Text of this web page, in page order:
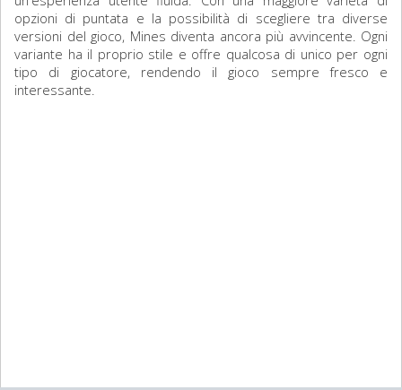
opzioni di puntata e la possibilità di scegliere tra diverse
versioni del gioco, Mines diventa ancora più avvincente. Ogni
variante ha il proprio stile e offre qualcosa di unico per ogni
tipo di giocatore, rendendo il gioco sempre fresco e
interessante.